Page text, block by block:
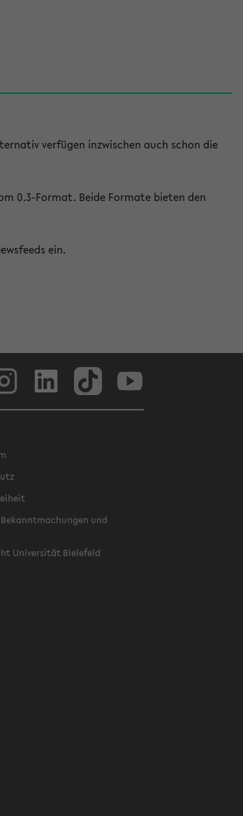
verfügen inzwischen auch schon die
0.3-Format. Beide Formate bieten den
ein.
und
Universität Bielefeld